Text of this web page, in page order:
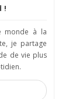
!
monde à la
je partage
de vie plus